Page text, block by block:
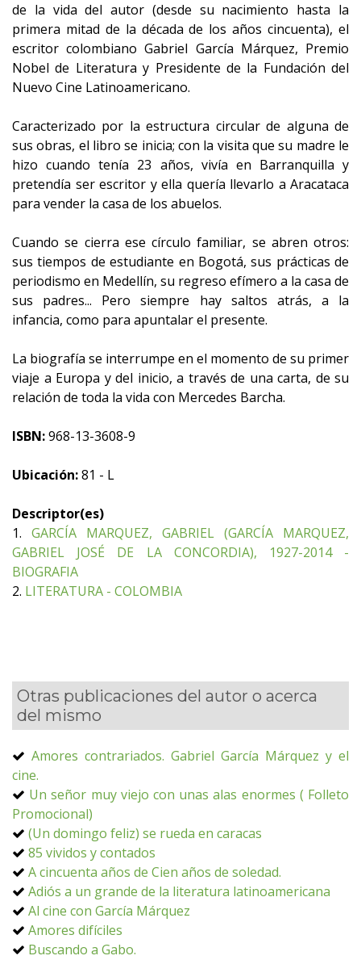
de la vida del autor (desde su nacimiento hasta la
primera mitad de la década de los años cincuenta), el
escritor colombiano Gabriel García Márquez, Premio
Nobel de Literatura y Presidente de la Fundación del
Nuevo Cine Latinoamericano.
Caracterizado por la estructura circular de alguna de
sus obras, el libro se inicia; con la visita que su madre le
hizo cuando tenía 23 años, vivía en Barranquilla y
pretendía ser escritor y ella quería llevarlo a Aracataca
para vender la casa de los abuelos.
Cuando se cierra ese círculo familiar, se abren otros:
sus tiempos de estudiante en Bogotá, sus prácticas de
periodismo en Medellín, su regreso efímero a la casa de
sus padres... Pero siempre hay saltos atrás, a la
infancia, como para apuntalar el presente.
La biografía se interrumpe en el momento de su primer
viaje a Europa y del inicio, a través de una carta, de su
relación de toda la vida con Mercedes Barcha.
ISBN:968-13-3608-9
Ubicación:81 - L
Descriptor(es)
1. GARCÍA MARQUEZ, GABRIEL (GARCÍA MARQUEZ,
GABRIEL JOSÉ DE LA CONCORDIA), 1927-2014 -
BIOGRAFIA
2. LITERATURA - COLOMBIA
Otras publicaciones del autor o acerca
del mismo
Amores contrariados. Gabriel García Márquez y el
cine.
Un señor muy viejo con unas alas enormes ( Folleto
Promocional)
(Un domingo feliz) se rueda en caracas
85 vividos y contados
A cincuenta años de Cien años de soledad.
Adiós a un grande de la literatura latinoamericana
Al cine con García Márquez
Amores difíciles
Buscando a Gabo.